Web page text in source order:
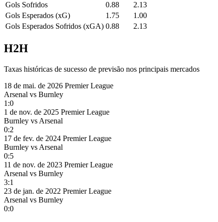
Gols Sofridos
0.88
2.13
Gols Esperados (xG)
1.75
1.00
Gols Esperados Sofridos (xGA) 0.88 2.13
H2H
Taxas históricas de sucesso de previsão nos principais mercados
18 de mai. de 2026 Premier League
Arsenal vs Burnley
1:0
1 de nov. de 2025 Premier League
Burnley vs Arsenal
0:2
17 de fev. de 2024 Premier League
Burnley vs Arsenal
0:5
11 de nov. de 2023 Premier League
Arsenal vs Burnley
3:1
23 de jan. de 2022 Premier League
Arsenal vs Burnley
0:0